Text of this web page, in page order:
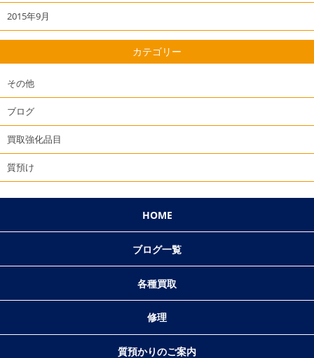
2015年9月
カテゴリー
その他
ブログ
買取強化品目
質預け
HOME
ブログ一覧
各種買取
修理
質預かりのご案内